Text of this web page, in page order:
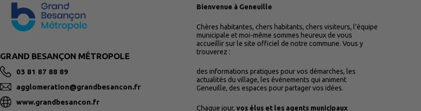
GRAND BESANÇON MÉTROPOLE
03 81 87 88 89
agglomeration@grandbesancon.fr
www.grandbesancon.fr
Bienvenue à Geneuille
Chères habitantes, chers habitants, chers visiteurs, l’équipe
municipale et moi-même sommes heureux de vous
accueillir sur le site officiel de notre commune. Vous y
trouverez :
des informations pratiques pour vos démarches, les
actualités du village, les événements qui animent
Geneuille, des espaces pour partager vos idées.
Chaque jour, vos élus et les agents municipaux